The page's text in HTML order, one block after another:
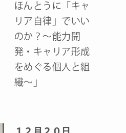
ほんとうに「キャ
リア自律」でいい
のか？～能力開
発・キャリア形成
をめぐる個人と組
織～」
１２月２０日